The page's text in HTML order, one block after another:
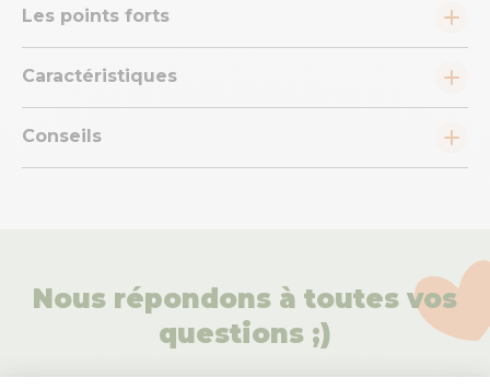
Les points forts
Caractéristiques
Conseils
Nous répondons à toutes vos
questions ;)